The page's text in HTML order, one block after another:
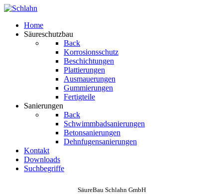
Home
Säureschutzbau
Back
Korrosionsschutz
Beschichtungen
Plattierungen
Ausmauerungen
Gummierungen
Fertigteile
Sanierungen
Back
Schwimmbadsanierungen
Betonsanierungen
Dehnfugensanierungen
Kontakt
Downloads
Suchbegriffe
SäureBau Schlahn GmbH